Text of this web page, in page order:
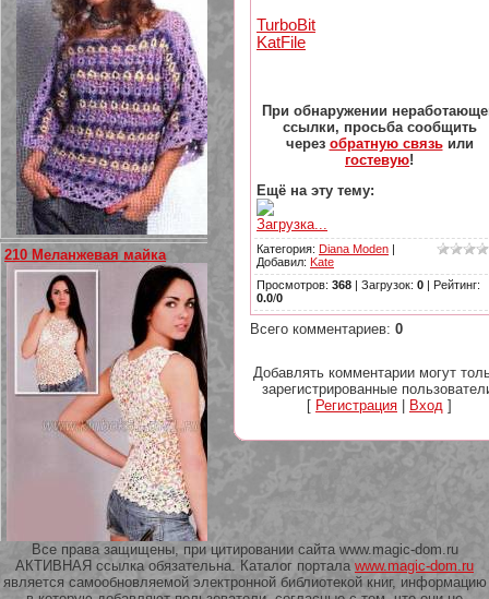
210 Меланжевая майка
TurbоBit
KatFile
При обнаружении
ссылки, просьба сообщить
через обратную связьили
гостевую!
Ещё на эту тему:
Загрузка...
Категория: Diana Moden |
Добавил: Kate
Просмотров: 368 | Загрузок: 0 | Рейтинг:
0.0/0
Всего комментариев: 0
Добавлять комментарии могут
зарегистрированные
[ Регистрация Вход ]
Все права защищены, при цитировании сайта www.magic-dom.ru
АКТИВНАЯ ссылка обязательна. Каталог портала www.magic-dom.ru
является самообновляемой электронной библиотекой книг, информацию